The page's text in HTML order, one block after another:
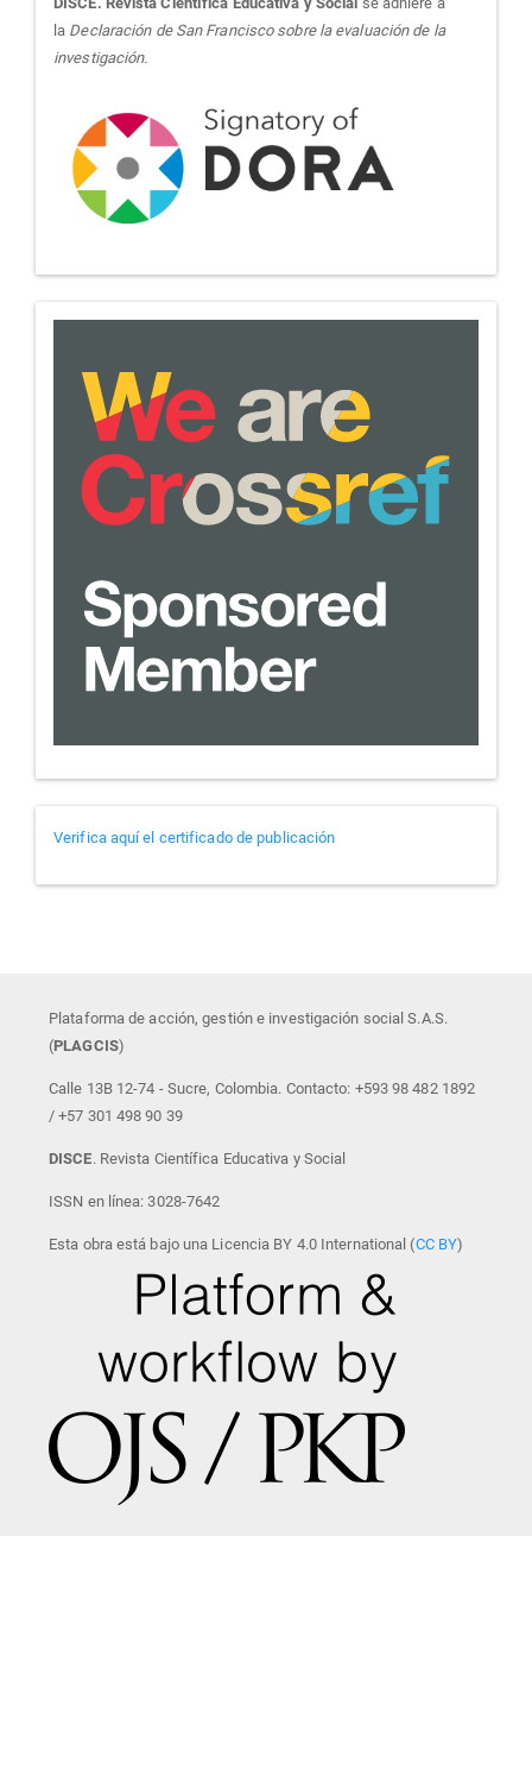
la Declaración de San Francisco sobre la evaluación de la
investigación.
are-
crossref
Verificador
de
Verifica aquí el certificado de publicación
Plataforma de acción, gestión e investigación social S.A.S.
(PLAGCIS)
Calle 13B 12-74 - Sucre, Colombia. Contacto: +593 98 482 1892
/ +57 301 498 90 39
DISCE. Revista Científica Educativa y Social
ISSN en línea: 3028-7642
Esta obra está bajo una Licencia BY 4.0 International (CC BY)